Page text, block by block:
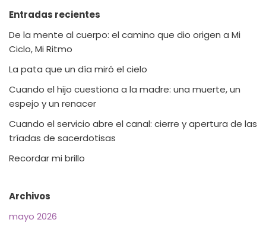
Entradas recientes
De la mente al cuerpo: el camino que dio origen a Mi
Ciclo, Mi Ritmo
La pata que un día miró el cielo
Cuando el hijo cuestiona a la madre: una muerte, un
espejo y un renacer
Cuando el servicio abre el canal: cierre y apertura de las
tríadas de sacerdotisas
Recordar mi brillo
Archivos
mayo 2026